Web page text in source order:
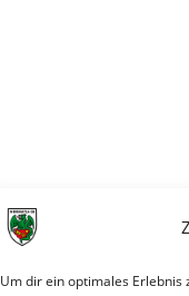
Um dir ein optimales Erlebnis